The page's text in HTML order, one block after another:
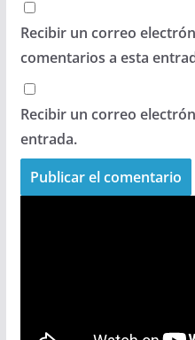
Recibir un correo
comentarios a esta
Recibir un correo
entrada.